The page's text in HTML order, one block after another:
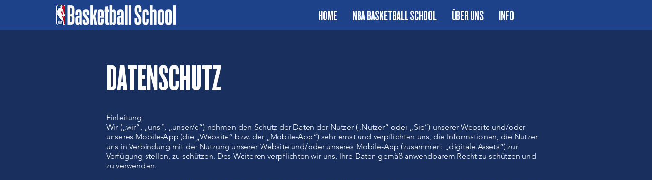
HOME NBA BASKETBALL SCHOOL ÜBER UNS INFO
DATENSCHUTZ
Einleitung
Wir („wir“, „uns“, „unser/e“) nehmen den Schutz der Daten der Nutzer („Nutzer“ oder „Sie“) unserer Website und/oder
unseres Mobile-App (die „Website“ bzw. der „Mobile-App“) sehr ernst und verpflichten uns, die Informationen, die Nutzer
uns in Verbindung mit der Nutzung unserer Website und/oder unseres Mobile-App (zusammen: „digitale Assets“) zur
Verfügung stellen, zu schützen. Des Weiteren verpflichten wir uns, Ihre Daten gemäß anwendbarem Recht zu schützen und
zu verwenden.